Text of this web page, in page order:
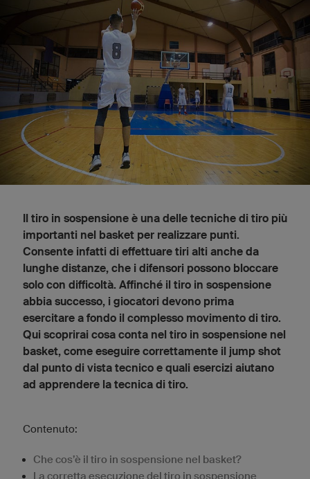
Il tiro in sospensione è una delle tecniche di tiro più
importanti nel basket per realizzare punti.
Consente infatti di effettuare tiri alti anche da
lunghe distanze, che i difensori possono bloccare
solo con difficoltà. Affinché il tiro in sospensione
abbia successo, i giocatori devono prima
esercitare a fondo il complesso movimento di tiro.
Qui scoprirai cosa conta nel tiro in sospensione nel
basket, come eseguire correttamente il jump shot
dal punto di vista tecnico e quali esercizi aiutano
ad apprendere la tecnica di tiro.
Contenuto:
Che cos’è il tiro in sospensione nel basket?
La corretta esecuzione del tiro in sospensione